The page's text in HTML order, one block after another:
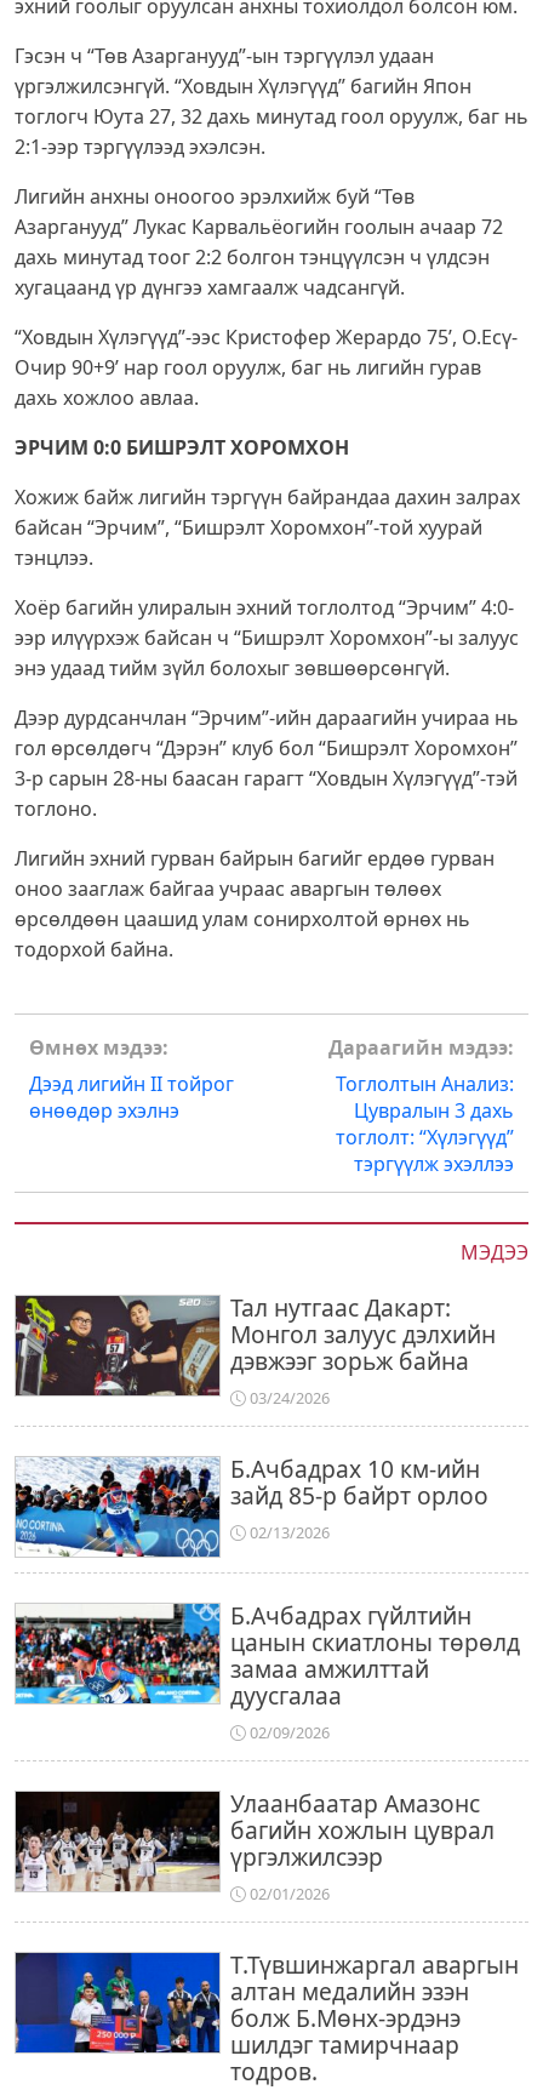
МЭДЭЭ
Тал нутгаас Дакарт:
Монгол залуус дэлхийн
дэвжээг зорьж байна
03/24/2026
Б.Ачбадрах 10 км-ийн
зайд 85-р байрт орлоо
02/13/2026
Б.Ачбадрах гүйлтийн
цанын скиатлоны төрөлд
замаа амжилттай
дуусгалаа
02/09/2026
Улаанбаатар Амазонс
багийн хожлын цуврал
үргэлжилсээр
02/01/2026
Т.Түвшинжаргал аваргын
алтан медалийн эзэн
болж Б.Мөнх-эрдэнэ
шилдэг тамирчнаар
тодров.
эхний гоолыг оруулсан анхны тохиолдол болсон юм.
Гэсэн ч “Төв Азарганууд”-ын тэргүүлэл удаан
үргэлжилсэнгүй. “Ховдын Хүлэгүүд” багийн Япон
тоглогч Юута 27, 32 дахь минутад гоол оруулж, баг нь
2:1-ээр тэргүүлээд эхэлсэн.
Лигийн анхны оноогоо эрэлхийж буй “Төв
Азарганууд” Лукас Карвальёогийн гоолын ачаар 72
дахь минутад тоог 2:2 болгон тэнцүүлсэн ч үлдсэн
хугацаанд үр дүнгээ хамгаалж чадсангүй.
“Ховдын Хүлэгүүд”-ээс Кристофер Жерардо 75’, О.Есү-
Очир 90+9’ нар гоол оруулж, баг нь лигийн гурав
дахь хожлоо авлаа.
ЭРЧИМ 0:0 БИШРЭЛТ ХОРОМХОН
Хожиж байж лигийн тэргүүн байрандаа дахин залрах
байсан “Эрчим”, “Бишрэлт Хоромхон”-той хуурай
тэнцлээ.
Хоёр багийн улиралын эхний тоглолтод “Эрчим” 4:0-
ээр илүүрхэж байсан ч “Бишрэлт Хоромхон”-ы залуус
энэ удаад тийм зүйл болохыг зөвшөөрсөнгүй.
Дээр дурдсанчлан “Эрчим”-ийн дараагийн учираа нь
гол өрсөлдөгч “Дэрэн” клуб бол “Бишрэлт Хоромхон”
3-р сарын 28-ны баасан гарагт “Ховдын Хүлэгүүд”-тэй
тоглоно.
Лигийн эхний гурван байрын багийг ердөө гурван
оноо зааглаж байгаа учраас аваргын төлөөх
өрсөлдөөн цаашид улам сонирхолтой өрнөх нь
тодорхой байна.
Post
navigation
Өмнөх мэдээ:
Дээд лигийн II тойрог
өнөөдөр эхэлнэ
Дараагийн мэдээ:
Тоглолтын Анализ:
Цувралын 3 дахь
тоглолт: “Хүлэгүүд”
тэргүүлж эхэллээ